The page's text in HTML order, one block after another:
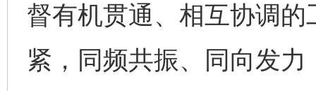
督有机贯通、相互协调
紧，同频共振、同向发